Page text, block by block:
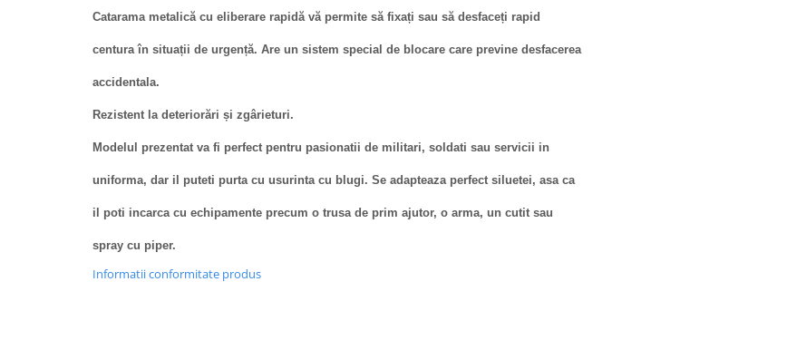
Catarama metalică cu eliberare rapidă vă permite să fixați sau să desfaceți rapid
centura în situații de urgență. Are un sistem special de blocare care previne desfacerea
accidentala.
Rezistent la deteriorări și zgârieturi.
Modelul prezentat va fi perfect pentru pasionatii de militari, soldati sau servicii in
uniforma, dar il puteti purta cu usurinta cu blugi. Se adapteaza perfect siluetei, asa ca
il poti incarca cu echipamente precum o trusa de prim ajutor, o arma, un cutit sau
spray cu piper.
Informatii conformitate produs